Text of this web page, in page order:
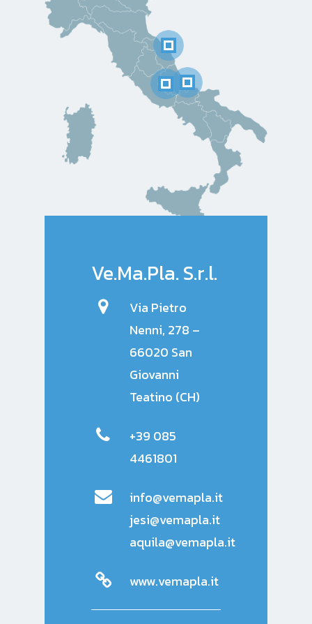
Ve.Ma.Pla. S.r.l.
Via Pietro
Nenni, 278 –
66020 San
Giovanni
Teatino (CH)
+39 085
4461801
info@vemapla.it
jesi@vemapla.it
aquila@vemapla.it
www.vemapla.it